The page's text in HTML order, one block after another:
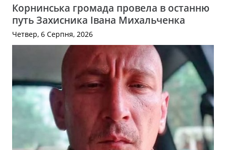
Корнинська громада провела в останню
путь Захисника Івана Михальченка
Четвер, 6 Серпня, 2026